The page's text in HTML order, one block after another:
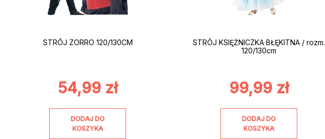
STRÓJ ZORRO 120/130CM
54,99 zł
DODAJ DO
KOSZYKA
STRÓJ KSIĘŻNICZKA BŁĘKITNA / rozm.
120/130cm
99,99 zł
DODAJ DO
KOSZYKA